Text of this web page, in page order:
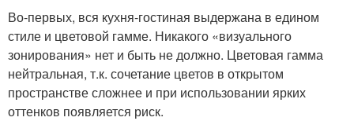
Во-первых, вся кухня-гостиная выдержана в едином
стиле и цветовой гамме. Никакого «визуального
зонирования» нет и быть не должно. Цветовая гамма
нейтральная, т.к. сочетание цветов в открытом
пространстве сложнее и при использовании ярких
оттенков появляется риск.